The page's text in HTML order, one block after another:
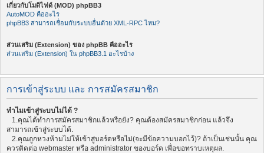
เกี่ยวกับโมดิไฟด์ (MOD) phpBB3
AutoMOD คืออะไร
phpBB3 สามารถเชื่อมกับระบบอื่นด้วย XML-RPC ไหม?
ส่วนเสริม (Extension) ของ phpBB คืออะไร
ส่วนเสริม (Extension) ใน phpBB3.1 อะไรบ้าง
การเข้าสู่ระบบ และ การสมัครสมาชิก
ทำไมเข้าสู่ระบบไม่ได้ ?
1.คุณได้ทำการสมัครสมาชิกแล้วหรือยัง? คุณต้องสมัครสมาชิกก่อน แล้วจึง
สามารถเข้าสู่ระบบได้.
2.คุณถูกหวงห้ามไม่ให้เข้าสู่บอร์ดหรือไม่(จะมีข้อความบอกไว้)? ถ้าเป็นเช่นนั้น คุณ
ควรติดต่อ webmaster หรือ administrator ของบอร์ด เพื่อขอทราบเหตุผล.